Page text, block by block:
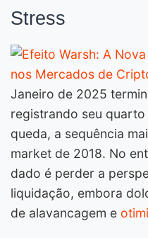
Stress
Janeiro de 2025
registrando seu
queda, a sequência
market de 2018. No
dado é perder a
liquidação, embora
de alavancagem e